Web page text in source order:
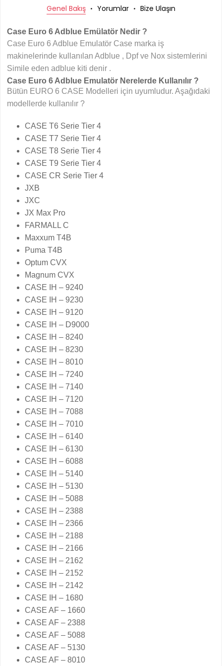
Genel Bakış Yorumlar Bize Ulaşın
Case Euro 6 Adblue Emülatör Nedir ?
Case Euro 6 Adblue Emulatör Case marka iş
makinelerinde kullanılan Adblue , Dpf ve Nox sistemlerini
Simile eden adblue kiti denir .
Case Euro 6 Adblue Emulatör Nerelerde Kullanılır ?
Bütün EURO 6 CASE Modelleri için uyumludur. Aşağıdaki
modellerde kullanılır ?
CASE T6 Serie Tier 4
CASE T7 Serie Tier 4
CASE T8 Serie Tier 4
CASE T9 Serie Tier 4
CASE CR Serie Tier 4
JXB
JXC
JX Max Pro
FARMALL C
Maxxum T4B
Puma T4B
Optum CVX
Magnum CVX
CASE IH – 9240
CASE IH – 9230
CASE IH – 9120
CASE IH – D9000
CASE IH – 8240
CASE IH – 8230
CASE IH – 8010
CASE IH – 7240
CASE IH – 7140
CASE IH – 7120
CASE IH – 7088
CASE IH – 7010
CASE IH – 6140
CASE IH – 6130
CASE IH – 6088
CASE IH – 5140
CASE IH – 5130
CASE IH – 5088
CASE IH – 2388
CASE IH – 2366
CASE IH – 2188
CASE IH – 2166
CASE IH – 2162
CASE IH – 2152
CASE IH – 2142
CASE IH – 1680
CASE AF – 1660
CASE AF – 2388
CASE AF – 5088
CASE AF – 5130
CASE AF – 8010